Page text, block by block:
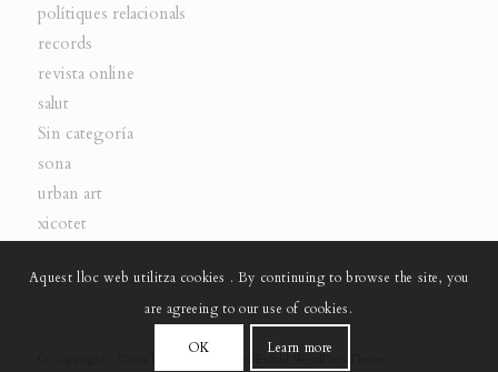
polítiques relacionals
records
revista online
salut
Sin categoría
sona
urban art
xicotet
Aquest lloc web utilitza cookies . By continuing to browse the site, you
are agreeing to our use of cookies.
OK Learn more